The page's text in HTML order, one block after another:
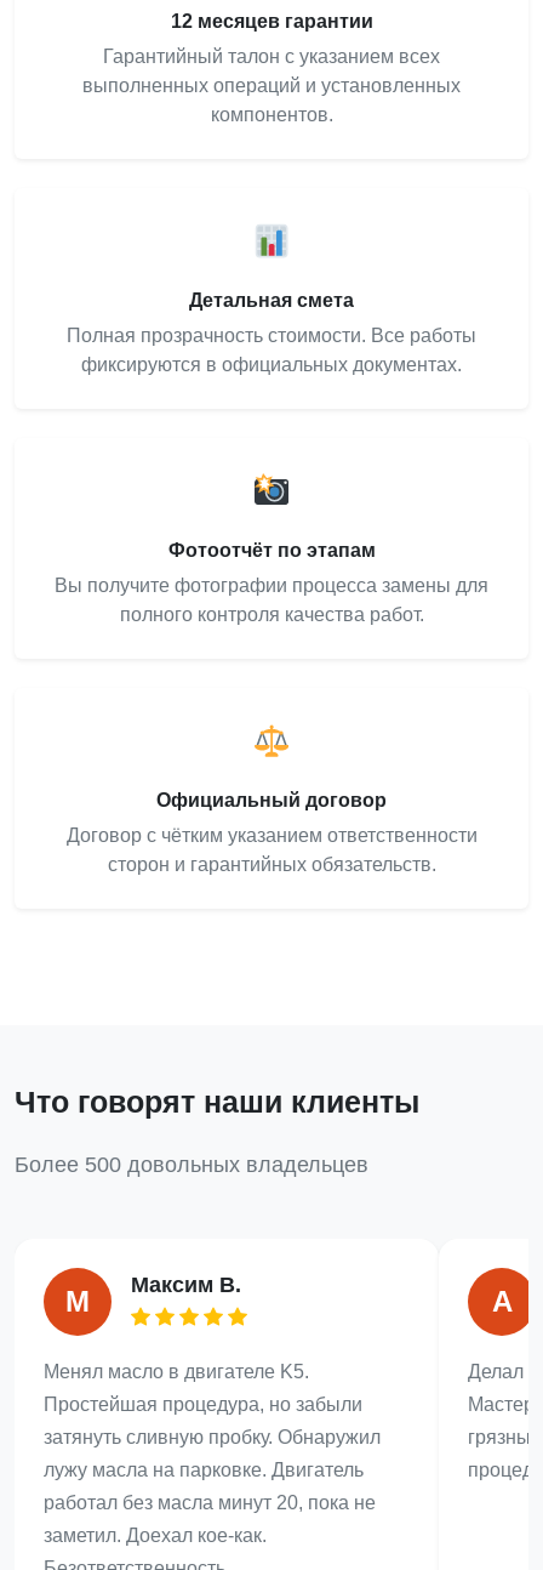
12 месяцев гарантии
Гарантийный талон с указанием всех
выполненных операций и установленных
компонентов.
Детальная смета
Полная прозрачность стоимости. Все работы
фиксируются в официальных документах.
Фотоотчёт по этапам
Вы получите фотографии процесса замены для
полного контроля качества работ.
Официальный договор
Договор с чётким указанием ответственности
сторон и гарантийных обязательств.
Что говорят наши клиенты
Более 500 довольных владельцев
М
Максим В.
Менял масло в двигателе K5.
Простейшая процедура, но забыли
затянуть сливную пробку. Обнаружил
лужу масла на парковке. Двигатель
работал без масла минут 20, пока не
заметил. Доехал кое-как.
А
Делал
Мастер